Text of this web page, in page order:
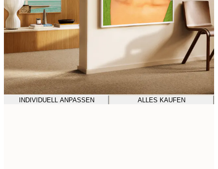
INDIVIDUELL ANPASSEN ALLES KAUFEN